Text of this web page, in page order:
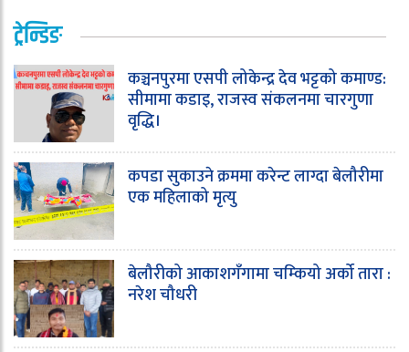
ट्रेन्डिङ
कञ्चनपुरमा एसपी लोकेन्द्र देव भट्टको कमाण्ड:
सीमामा कडाइ, राजस्व संकलनमा चारगुणा
वृद्धि।
कपडा सुकाउने क्रममा करेन्ट लाग्दा बेलौरीमा
एक महिलाको मृत्यु
बेलौरीको आकाशगँगामा चम्कियो अर्को तारा :
नरेश चौधरी